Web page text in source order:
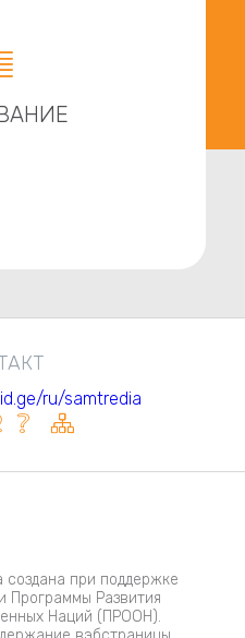
ru/samtredia
при поддержке
Программы Развития
Наций (ПРООН).